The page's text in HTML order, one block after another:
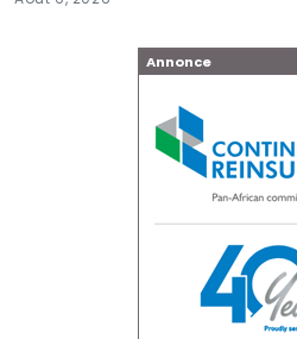
Annonce